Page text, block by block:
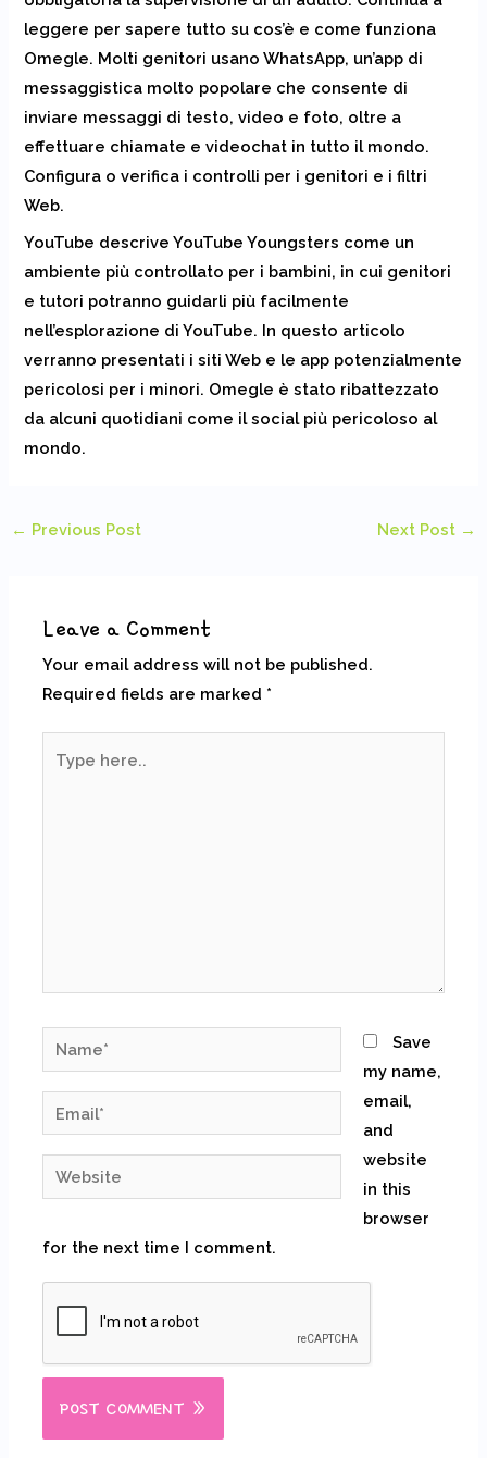
leggere per sapere tutto su cos’è e come funziona
Omegle. Molti genitori usano WhatsApp, un’app di
messaggistica molto popolare che consente di
inviare messaggi di testo, video e foto, oltre a
effettuare chiamate e videochat in tutto il mondo.
Configura o verifica i controlli per i genitori e i filtri
Web.
YouTube descrive YouTube Youngsters come un
ambiente più controllato per i bambini, in cui genitori
e tutori potranno guidarli più facilmente
nell’esplorazione di YouTube. In questo articolo
verranno presentati i siti Web e le app potenzialmente
pericolosi per i minori. Omegle è stato ribattezzato
da alcuni quotidiani come il social più pericoloso al
mondo.
← Previous Post Next Post →
Leave a Comment
Your email address will not be published.
Required fields are marked *
here..
Name*
Email*
Website
Save
my name,
email,
and
website
in this
browser
for the next time I comment.